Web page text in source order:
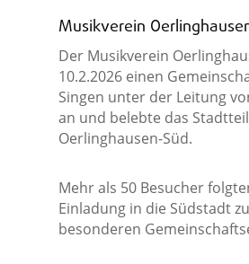
Musikverein
Der Musikverein
10.2.2026 einen
Singen unter der Leitung
an und belebte das
Oerlinghausen-Süd.
Mehr als 50 Besucher
Einladung in die Südstadt
besonderen